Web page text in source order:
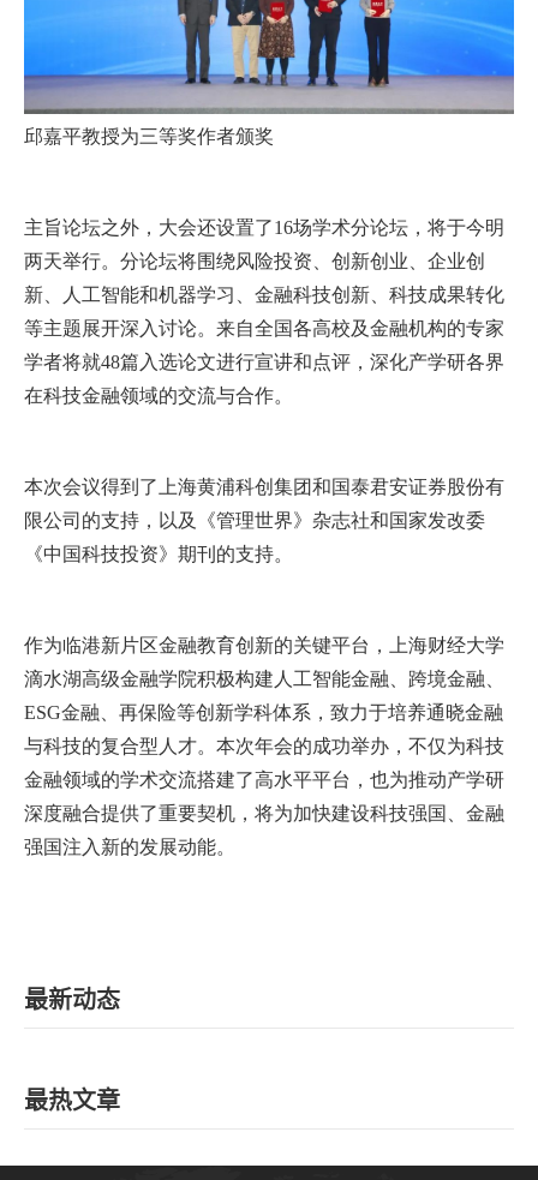
邱嘉平教授为三等奖作者颁奖
主旨论坛之外，大会还设置了16场学术分论坛，将于今明
两天举行。分论坛将围绕风险投资、创新创业、企业创
新、人工智能和机器学习、金融科技创新、科技成果转化
等主题展开深入讨论。来自全国各高校及金融机构的专家
学者将就48篇入选论文进行宣讲和点评，深化产学研各界
在科技金融领域的交流与合作。
本次会议得到了上海黄浦科创集团和国泰君安证券股份有
限公司的支持，以及《管理世界》杂志社和国家发改委
《中国科技投资》期刊的支持。
作为临港新片区金融教育创新的关键平台，上海财经大学
滴水湖高级金融学院积极构建人工智能金融、跨境金融、
ESG金融、再保险等创新学科体系，致力于培养通晓金融
与科技的复合型人才。本次年会的成功举办，不仅为科技
金融领域的学术交流搭建了高水平平台，也为推动产学研
深度融合提供了重要契机，将为加快建设科技强国、金融
强国注入新的发展动能。
最新动态
最热文章